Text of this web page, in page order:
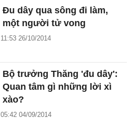
Đu dây qua sông đi làm,
một người tử vong
11:53 26/10/2014
Bộ trưởng Thăng 'đu dây':
Quan tâm gì những lời xì
xào?
05:42 04/09/2014